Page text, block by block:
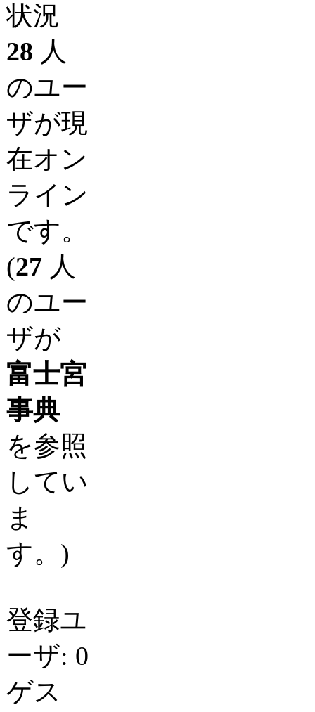
状況
28 人
のユー
ザが現
在オン
ライン
です。
(27 人
のユー
ザが
富士宮
事典
を参照
してい
ま
す。)
登録ユ
ーザ: 0
ゲス